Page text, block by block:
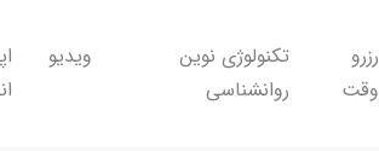
رزرو
وقت
تکنولوژی نوین
روانشناسی
ویدیو